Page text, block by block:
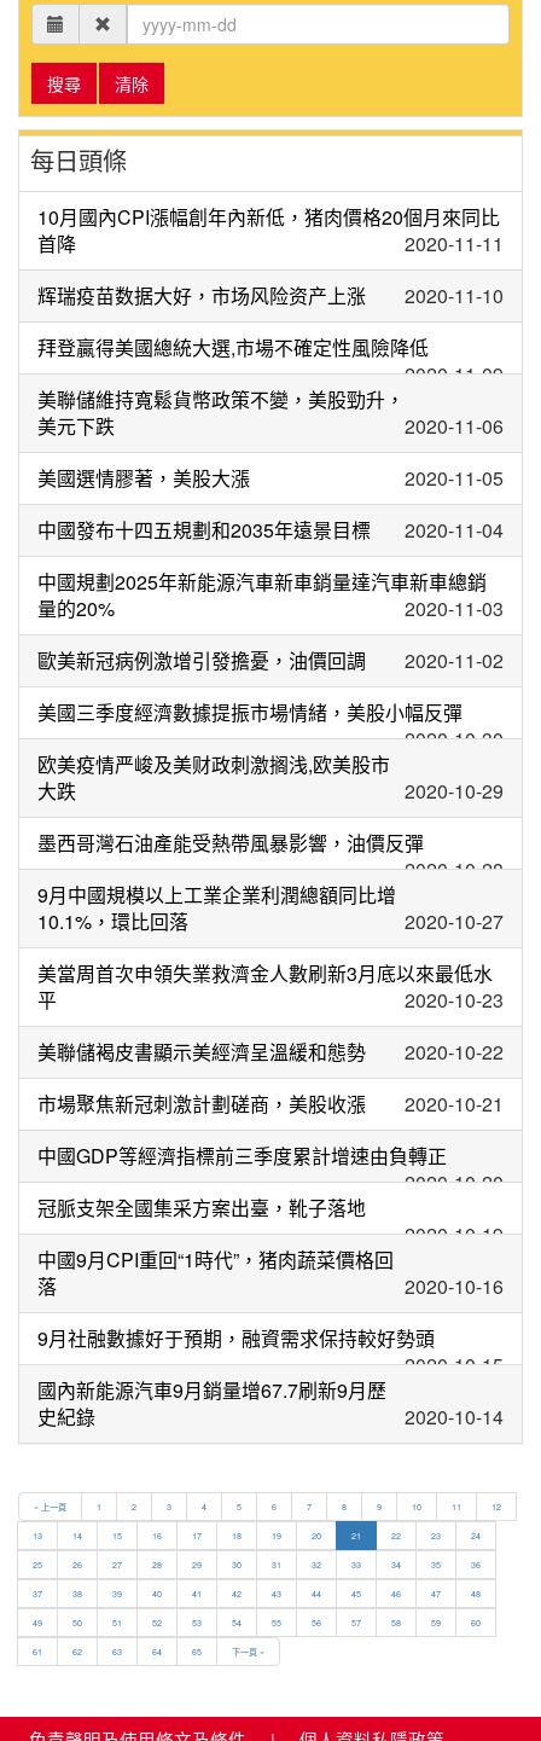
搜尋 清除
每日頭條
10月國內CPI漲幅創年內新低，猪肉價格20個月來同比
首降
2020-11-11
辉瑞疫苗数据大好，市场风险资产上涨
2020-11-10
拜登贏得美國總統大選,市場不確定性風險降低
2020-11-09
美聯儲維持寬鬆貨幣政策不變，美股勁升，
美元下跌
2020-11-06
美國選情膠著，美股大漲
2020-11-05
中國發布十四五規劃和2035年遠景目標
2020-11-04
中國規劃2025年新能源汽車新車銷量達汽車新車總銷
量的20%
2020-11-03
歐美新冠病例激增引發擔憂，油價回調
2020-11-02
美國三季度經濟數據提振市場情緒，美股小幅反彈
2020-10-30
欧美疫情严峻及美财政刺激搁浅,欧美股市
大跌
2020-10-29
墨西哥灣石油產能受熱帶風暴影響，油價反彈
2020-10-28
9月中國規模以上工業企業利潤總額同比增
10.1%，環比回落
2020-10-27
美當周首次申領失業救濟金人數刷新3月底以來最低水
平
2020-10-23
美聯儲褐皮書顯示美經濟呈溫緩和態勢
2020-10-22
市場聚焦新冠刺激計劃磋商，美股收漲
2020-10-21
中國GDP等經濟指標前三季度累計增速由負轉正
2020-10-20
冠脈支架全國集采方案出臺，靴子落地
2020-10-19
中國9月CPI重回“1時代”，猪肉蔬菜價格回
落
2020-10-16
9月社融數據好于預期，融資需求保持較好勢頭
2020-10-15
國內新能源汽車9月銷量增67.7刷新9月歷
史紀錄
2020-10-14
« 上一頁 1 2 3 4 5 6 7 8 9 10 11 12
13 14 15 16 17 18 19 20 21 22 23 24
25 26 27 28 29 30 31 32 33 34 35 36
37 38 39 40 41 42 43 44 45 46 47 48
49 50 51 52 53 54 55 56 57 58 59 60
61 62 63 64 65 下一頁 »